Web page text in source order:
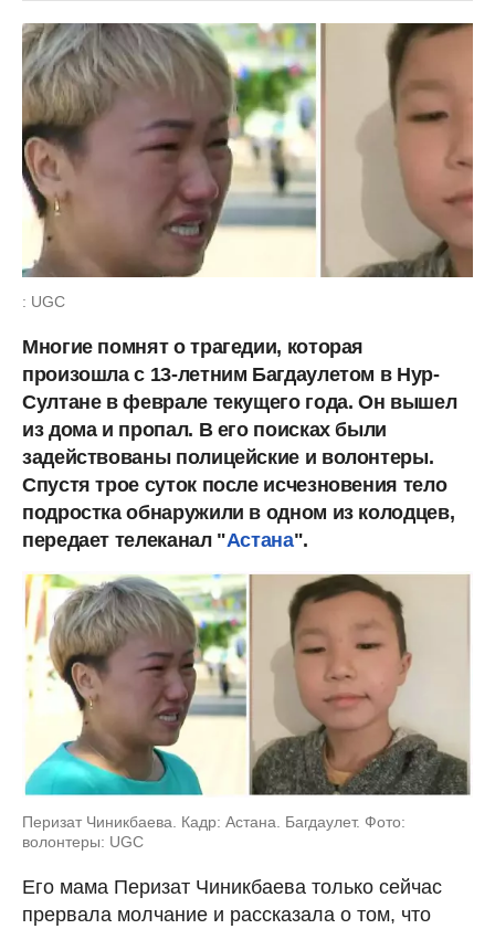
: UGC
Многие помнят о трагедии, которая
произошла с 13-летним Багдаулетом в Нур-
Султане в феврале текущего года. Он вышел
из дома и пропал. В его поисках были
задействованы полицейские и волонтеры.
Спустя трое суток после исчезновения тело
подростка обнаружили в одном из колодцев,
передает телеканал "Астана".
Перизат Чиникбаева. Кадр: Астана. Багдаулет. Фото:
волонтеры: UGC
Его мама Перизат Чиникбаева только сейчас
прервала молчание и рассказала о том, что